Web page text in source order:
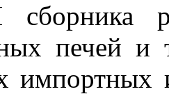
печей и
импортных